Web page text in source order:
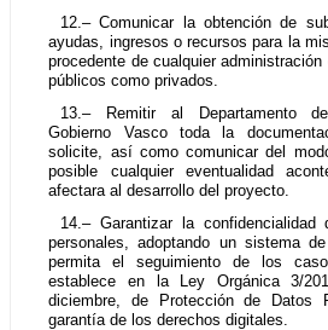
12.– Comunicar la obtención de
ayudas, ingresos o recursos para la
procedente de cualquier
públicos como privados.
13.– Remitir al Departamento
Gobierno Vasco toda la
solicite, así como comunicar del
posible cualquier eventualidad
afectara al desarrollo del proyecto.
14.– Garantizar la confidencialidad
personales, adoptando un sistema
permita el seguimiento de los
establece en la Ley Orgánica 3/
diciembre, de Protección de Datos
garantía de los derechos digitales.